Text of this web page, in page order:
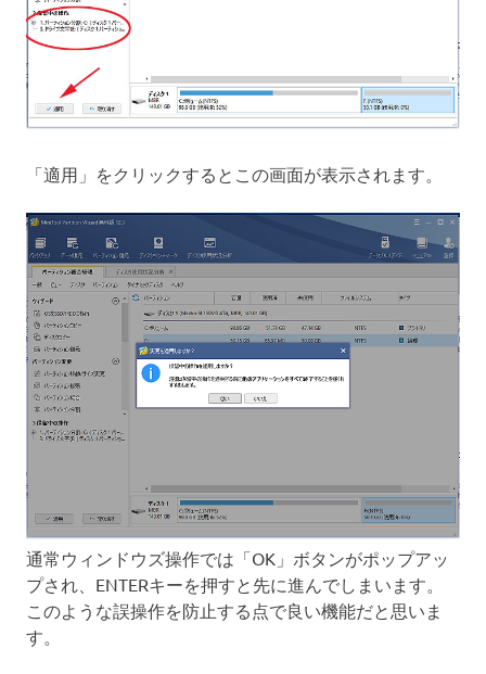
「適用」をクリックするとこの画面が表示されます。
通常ウィンドウズ操作では「OK」ボタンがポップアッ
プされ、ENTERキーを押すと先に進んでしまいます。
このような誤操作を防止する点で良い機能だと思いま
す。